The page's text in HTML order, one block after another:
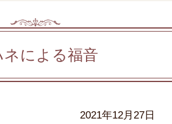
ネによる福音
2021年12月27日